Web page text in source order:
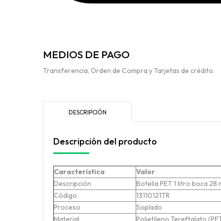
MEDIOS DE PAGO
Transferencia, Orden de Compra y Tarjetas de crédito.
DESCRIPCIÓN
Descripción del producto
Característica
Valor
Descripción
Botella PET 1 litro boca 28
Código
13110121TR
Proceso
Soplado
Material
Polietileno Tereftalato